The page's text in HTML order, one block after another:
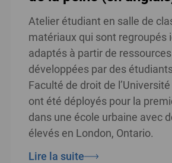
Atelier étudiant en salle de
matériaux qui sont regroupés
adaptés à partir de
développées par des
Faculté de droit de
ont été déployés pour la
dans une école urbaine avec
élevés en London, Ontario.
Lire la suite